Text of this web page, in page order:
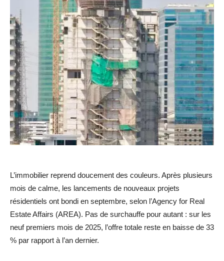
L’immobilier reprend doucement des couleurs. Après plusieurs
mois de calme, les lancements de nouveaux projets
résidentiels ont bondi en septembre, selon l’Agency for Real
Estate Affairs (AREA). Pas de surchauffe pour autant : sur les
neuf premiers mois de 2025, l’offre totale reste en baisse de 33
% par rapport à l’an dernier.